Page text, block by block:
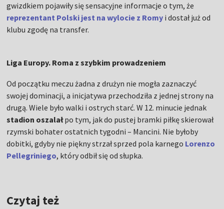
gwizdkiem pojawiły się sensacyjne informacje o tym, że
reprezentant Polski jest na wylocie z Romy i dostał już od
klubu zgodę na transfer.
Liga Europy. Roma z szybkim prowadzeniem
Od początku meczu żadna z drużyn nie mogła zaznaczyć
swojej dominacji, a inicjatywa przechodziła z jednej strony na
drugą. Wiele było walki i ostrych starć. W 12. minucie jednak
stadion oszalałpo tym, jak do pustej bramki piłkę skierował
rzymski bohater ostatnich tygodni – Mancini. Nie byłoby
dobitki, gdyby nie piękny strzał sprzed pola karnego Lorenzo
Pellegriniego, który odbił się od słupka.
Czytaj też